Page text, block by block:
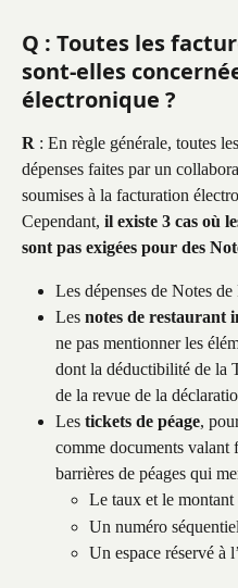
Q : Toutes les
sont-elles
électronique ?
R : En règle générale, toutes
dépenses faites par un
soumises à la facturation
Cependant, il existe 3 cas où
sont pas exigées pour des
Les dépenses de Notes de
Les notes de restaurant
ne pas mentionner les
dont la déductibilité de la
de la revue de la
Les tickets de péage,
comme documents valant
barrières de péages qui
Le taux et le
Un numéro
Un espace réservé à